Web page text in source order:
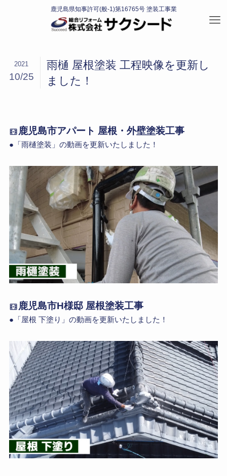
雨樋 屋根塗装 工程映像を更新し
ました！
2021
10/25
鹿児島市アパート 屋根・外壁塗装工事
●「雨樋塗装」の動画を更新いたしました！
鹿児島市H様邸 屋根塗装工事
●「屋根 下塗り」の動画を更新いたしました！